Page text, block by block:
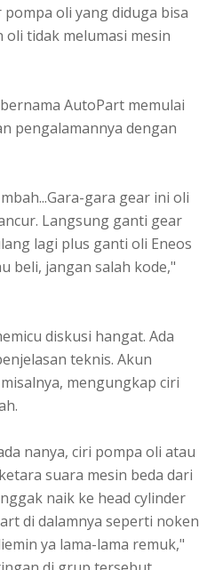
oli yang diduga bisa
tidak melumasi mesin
AutoPart memulai
pengalamannya dengan
gara gear ini oli
Langsung ganti gear
lagi plus ganti oli Eneos
beli, jangan salah kode,"
diskusi hangat. Ada
teknis. Akun
mengungkap ciri
nanya, ciri pompa oli atau
suara mesin beda dari
naik ke head cylinder
di dalamnya seperti noken
ya lama-lama remuk,"